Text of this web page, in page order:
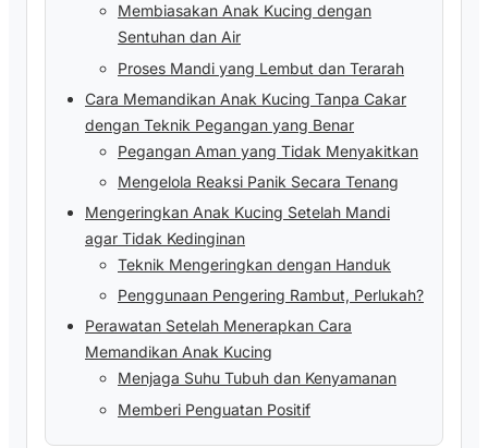
Membiasakan Anak Kucing dengan
Sentuhan dan Air
Proses Mandi yang Lembut dan Terarah
Cara Memandikan Anak Kucing Tanpa Cakar
dengan Teknik Pegangan yang Benar
Pegangan Aman yang Tidak Menyakitkan
Mengelola Reaksi Panik Secara Tenang
Mengeringkan Anak Kucing Setelah Mandi
agar Tidak Kedinginan
Teknik Mengeringkan dengan Handuk
Penggunaan Pengering Rambut, Perlukah?
Perawatan Setelah Menerapkan Cara
Memandikan Anak Kucing
Menjaga Suhu Tubuh dan Kenyamanan
Memberi Penguatan Positif